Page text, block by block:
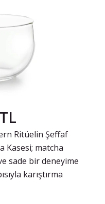
Ritüelin Şeffaf
Kasesi; matcha
sade bir deneyime
karıştırma